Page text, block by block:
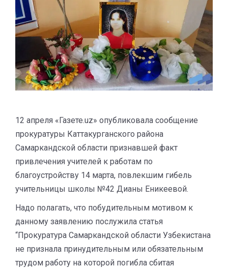
12 апреля «Газете.uz» опубликовала сообщение
прокуратуры Каттакурганского района
Самаркандской области признавшей факт
привлечения учителей к работам по
благоустройству 14 марта, повлекшим гибель
учительницы школы №42 Дианы Еникеевой.
Надо полагать, что побудительным мотивом к
данному заявлению послужила статья
“Прокуратура Самаркандской области Узбекистана
не признала принудительным или обязательным
трудом работу на которой погибла сбитая